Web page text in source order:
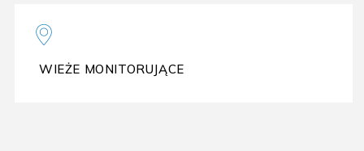
WIEŻE MONITORUJĄCE